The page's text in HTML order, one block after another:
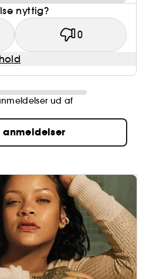
nyttig?
0
ud af
anmeldelser